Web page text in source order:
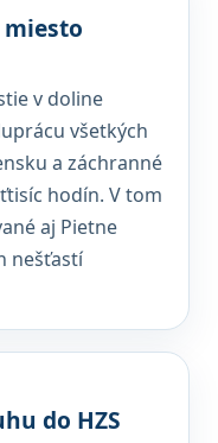
v doline
všetkých
a záchranné
hodín. V tom
aj Pietne
nešťastí
do HZS